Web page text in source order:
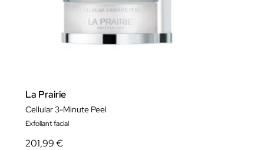
La Prairie
Cellular 3-Minute Peel
Exfoliant facial
201,99 €